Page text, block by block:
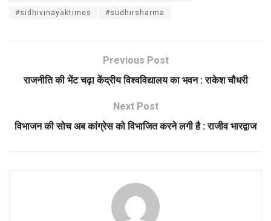
#sidhivinayaktimes #sudhirsharma
Previous Post
राजनीति की भेंट चढ़ा केंद्रीय विश्वविद्यालय का भवन : राकेश चौधरी
Next Post
विभाजन की सोच अब कांग्रेस को विभाजित करने लगी है : राजीव भारद्वाज